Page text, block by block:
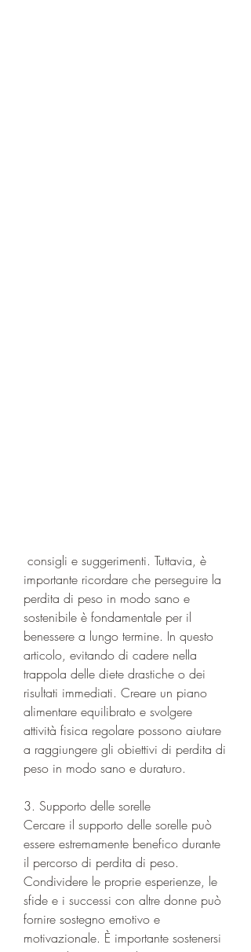
importante ricordare che perseguire la
perdita di peso in modo sano e
sostenibile è fondamentale per il
benessere a lungo termine. In questo
articolo, evitando di cadere nella
trappola delle diete drastiche o dei
risultati immediati. Creare un piano
alimentare equilibrato e svolgere
attività fisica regolare possono aiutare
a raggiungere gli obiettivi di perdita di
peso in modo sano e duraturo.
3. Supporto delle sorelle
Cercare il supporto delle sorelle può
essere estremamente benefico durante
il percorso di perdita di peso.
Condividere le proprie esperienze, le
sfide e i successi con altre donne può
fornire sostegno emotivo e
motivazionale. È importante sostenersi